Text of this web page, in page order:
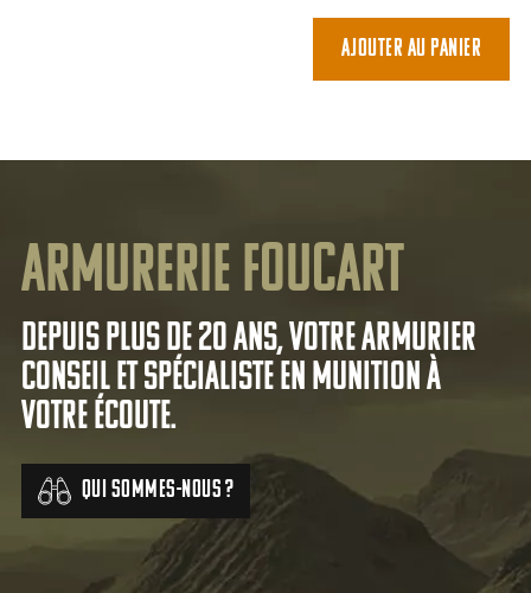
Ajouter au panier
Armurerie Foucart
Depuis plus de 20 ans, votre armurier
conseil et spécialiste en munition à
votre écoute.
Qui sommes-nous ?